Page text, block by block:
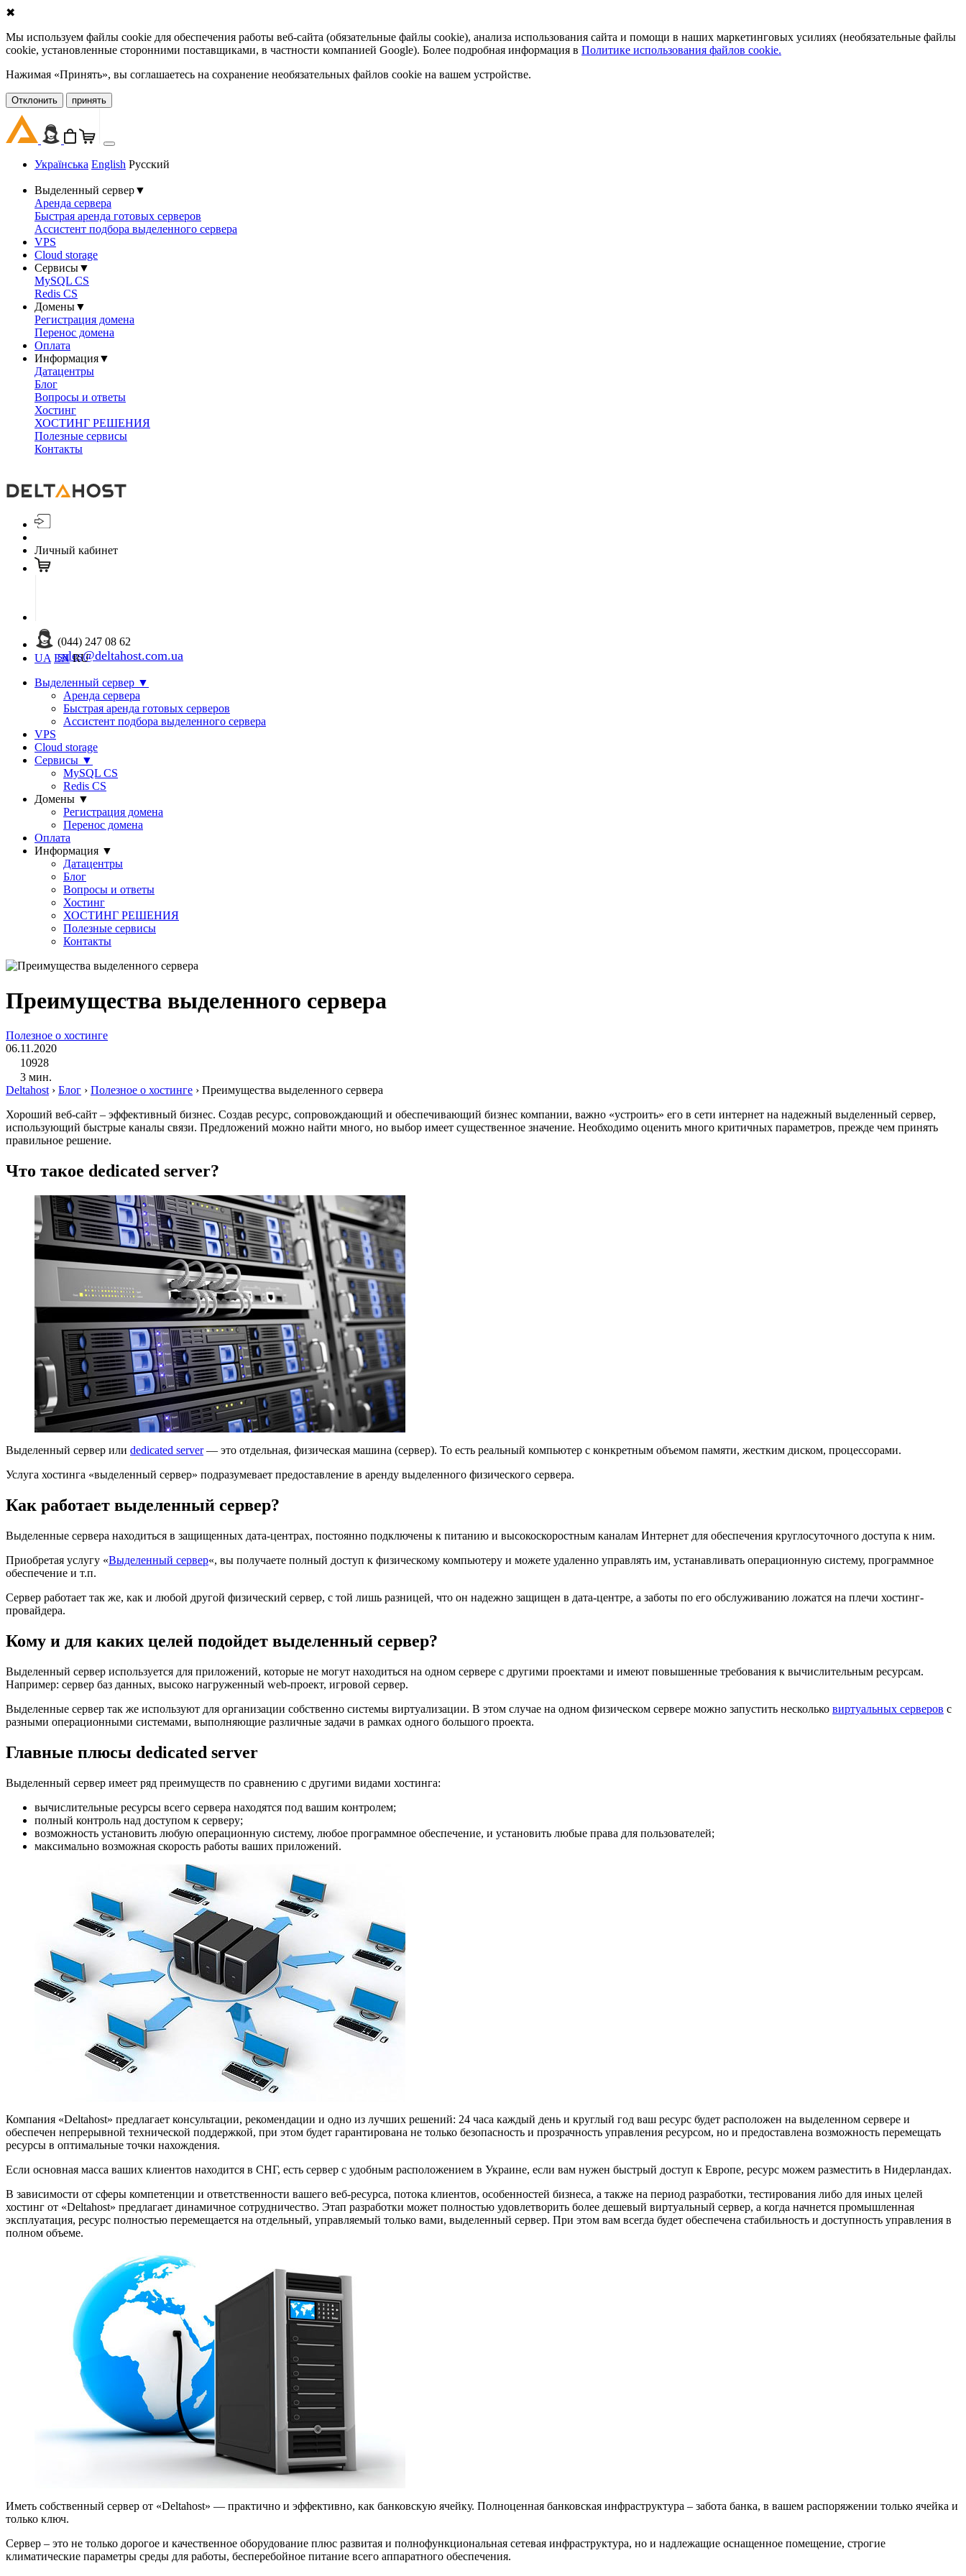
✖
Мы используем файлы cookie для обеспечения работы веб-сайта (обязательные файлы cookie), анализа использования сайта и помощи в наших маркетинговых усилиях (необязательные файлы
cookie, установленные сторонними поставщиками, в частности компанией Google). Более подробная информация в Политике использования файлов cookie.
Нажимая «Принять», вы соглашаетесь на сохранение необязательных файлов cookie на вашем устройстве.
Oтклонить принять
Українська English Русский
Выделенный сервер▼
Аренда сервера
Быстрая аренда готовых серверов
Ассистент подбора выделенного сервера
VPS
Cloud storage
Сервисы▼
MySQL CS
Redis CS
Домены▼
Регистрация домена
Перенос домена
Оплата
Информация▼
Датацентры
Блог
Вопросы и ответы
Хостинг
ХОСТИНГ РЕШЕНИЯ
Полезные сервисы
Контакты
Личный кабинет
(044) 247 08 62
sales@deltahost.com.ua
UA EN RU
Выделенный сервер ▼
Аренда сервера
Быстрая аренда готовых серверов
Ассистент подбора выделенного сервера
VPS
Cloud storage
Сервисы ▼
MySQL CS
Redis CS
Домены ▼
Регистрация домена
Перенос домена
Оплата
Информация ▼
Датацентры
Блог
Вопросы и ответы
Хостинг
ХОСТИНГ РЕШЕНИЯ
Полезные сервисы
Контакты
Преимущества выделенного сервера
Полезное о хостинге
06.11.2020
10928
3 мин.
Deltahost› Блог › Полезное о хостинге › Преимущества выделенного сервера
Хороший веб-сайт – эффективный бизнес. Создав ресурс, сопровождающий и обеспечивающий бизнес компании, важно «устроить» его в сети интернет на надежный выделенный сервер,
использующий быстрые каналы связи. Предложений можно найти много, но выбор имеет существенное значение. Необходимо оценить много критичных параметров, прежде чем принять
правильное решение.
Что такое dedicated server?
Выделенный сервер или dedicated server— это отдельная, физическая машина (сервер). То есть реальный компьютер с конкретным объемом памяти, жестким диском, процессорами.
Услуга хостинга «выделенный сервер» подразумевает предоставление в аренду выделенного физического сервера.
Как работает выделенный сервер?
Выделенные сервера находиться в защищенных дата-центрах, постоянно подключены к питанию и высокоскоростным каналам Интернет для обеспечения круглосуточного доступа к ним.
Приобретая услугу «Выделенный сервер«, вы получаете полный доступ к физическому компьютеру и можете удаленно управлять им, устанавливать операционную систему, программное
обеспечение и т.п.
Сервер работает так же, как и любой другой физический сервер, с той лишь разницей, что он надежно защищен в дата-центре, а заботы по его обслуживанию ложатся на плечи хостинг-
провайдера.
Кому и для каких целей подойдет выделенный сервер?
Выделенный сервер используется для приложений, которые не могут находиться на одном сервере с другими проектами и имеют повышенные требования к вычислительным ресурсам.
Например: сервер баз данных, высоко нагруженный web-проект, игровой сервер.
Выделенные сервер так же используют для организации собственно системы виртуализации. В этом случае на одном физическом сервере можно запустить несколько виртуальных серверов с
разными операционными системами, выполняющие различные задачи в рамках одного большого проекта.
Главные плюсы dedicated server
Выделенный сервер имеет ряд преимуществ по сравнению с другими видами хостинга:
вычислительные ресурсы всего сервера находятся под вашим контролем;
полный контроль над доступом к серверу;
возможность установить любую операционную систему, любое программное обеспечение, и установить любые права для пользователей;
максимально возможная скорость работы ваших приложений.
Компания «Deltahost» предлагает консультации, рекомендации и одно из лучших решений: 24 часа каждый день и круглый год ваш ресурс будет расположен на выделенном сервере и
обеспечен непрерывной технической поддержкой, при этом будет гарантирована не только безопасность и прозрачность управления ресурсом, но и предоставлена возможность перемещать
ресурсы в оптимальные точки нахождения.
Если основная масса ваших клиентов находится в СНГ, есть сервер с удобным расположением в Украине, если вам нужен быстрый доступ к Европе, ресурс можем разместить в Нидерландах.
В зависимости от сферы компетенции и ответственности вашего веб-ресурса, потока клиентов, особенностей бизнеса, а также на период разработки, тестирования либо для иных целей
хостинг от «Deltahost» предлагает динамичное сотрудничество. Этап разработки может полностью удовлетворить более дешевый виртуальный сервер, а когда начнется промышленная
эксплуатация, ресурс полностью перемещается на отдельный, управляемый только вами, выделенный сервер. При этом вам всегда будет обеспечена стабильность и доступность управления в
полном объеме.
Иметь собственный сервер от «Deltahost» — практично и эффективно, как банковскую ячейку. Полноценная банковская инфраструктура – забота банка, в вашем распоряжении только ячейка и
только ключ.
Сервер – это не только дорогое и качественное оборудование плюс развитая и полнофункциональная сетевая инфраструктура, но и надлежащие оснащенное помещение, строгие
климатические параметры среды для работы, бесперебойное питание всего аппаратного обеспечения.